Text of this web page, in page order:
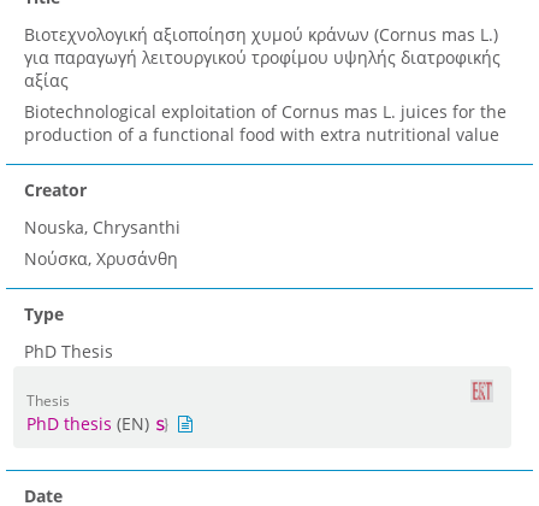
Βιοτεχνολογική αξιοποίηση χυμού κράνων (Cornus mas L.)
για παραγωγή λειτουργικού τροφίμου υψηλής διατροφικής
αξίας
Biotechnological exploitation of Cornus mas L. juices for the
production of a functional food with extra nutritional value
Creator
Nouska, Chrysanthi
Νούσκα, Χρυσάνθη
Type
PhD Thesis
Thesis
PhD thesis (EN)
Date